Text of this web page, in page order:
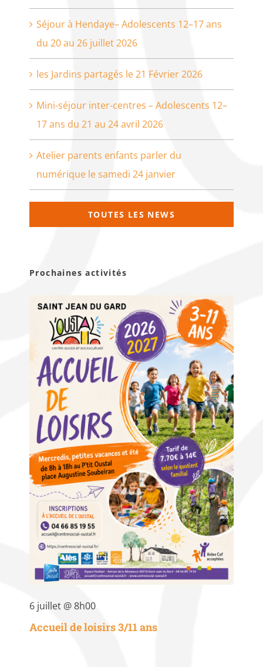
Séjour à Hendaye– Adolescents 12–17 ans
du 20 au 26 juillet 2026
les Jardins partagés le 21 Février 2026
Mini-séjour inter-centres – Adolescents 12–
17 ans du 21 au 24 avril 2026
Atelier parents enfants parler du
numérique le samedi 24 janvier
TOUTES LES NEWS
Prochaines activités
6 juillet @ 8h00
Accueil de loisirs 3/11 ans